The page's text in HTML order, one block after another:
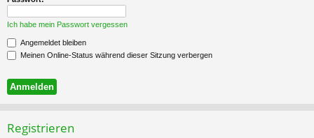
Ich habe mein Passwort vergessen
Angemeldet bleiben
Meinen Online-Status während dieser Sitzung verbergen
Registrieren